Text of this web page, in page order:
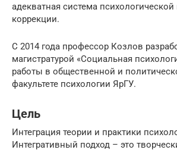
адекватная система
коррекции.
С 2014 года профессор Козлов
магистратурой «Социальная
работы в общественной и
факультете психологии ЯрГУ.
Цель
Интеграция теории и практики
Интегративный подход – это